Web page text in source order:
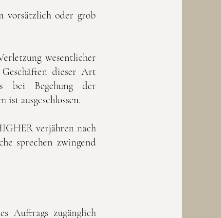
vorsätzlich oder grob
wesentlicher
dieser Art
bei Begehung der
ausgeschlossen.
verjähren nach
sprechen zwingend
Auftrags zugänglich